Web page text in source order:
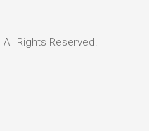
Rights Reserved.